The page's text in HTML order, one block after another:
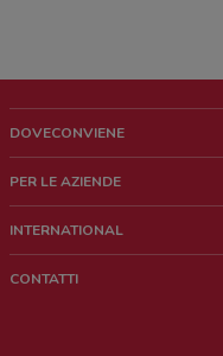
DOVECONVIENE
Chi siamo
Lavora con noi
PER LE AZIENDE
Richieste commerciali e
INTERNATIONAL
CONTATTI